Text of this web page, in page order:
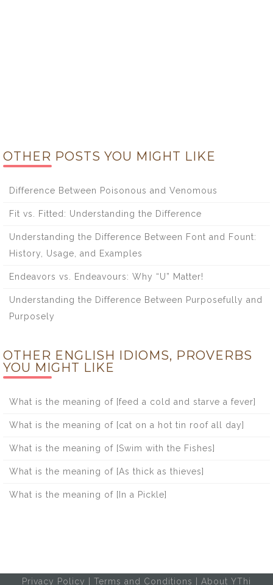
OTHER POSTS YOU MIGHT LIKE
Difference Between Poisonous and Venomous
Fit vs. Fitted: Understanding the Difference
Understanding the Difference Between Font and Fount:
History, Usage, and Examples
Endeavors vs. Endeavours: Why “U” Matter!
Understanding the Difference Between Purposefully and
Purposely
OTHER ENGLISH IDIOMS, PROVERBS
YOU MIGHT LIKE
What is the meaning of [feed a cold and starve a fever]
What is the meaning of [cat on a hot tin roof all day]
What is the meaning of [Swim with the Fishes]
What is the meaning of [As thick as thieves]
What is the meaning of [In a Pickle]
Privacy Policy Terms and Conditions About YThi